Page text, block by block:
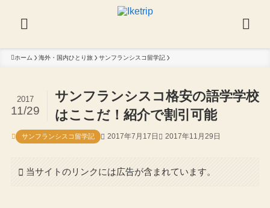
ホーム 海外・国内ひとり旅 サンフランシスコ留学記
サンフランシスコ格安の語学学校
はここだ！紹介で割引可能
2017
11/29
サンフランシスコ留学記 2017年7月17日 2017年11月29日
当サイトのリンクには広告が含まれています。